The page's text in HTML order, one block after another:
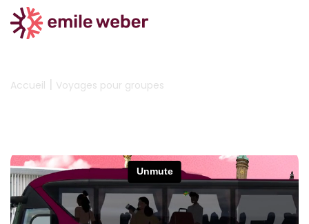
Accueil | Voyages pour groupes